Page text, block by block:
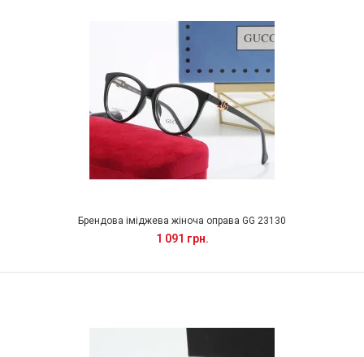
Брендова іміджева жіноча оправа GG 23130
1 091 грн.